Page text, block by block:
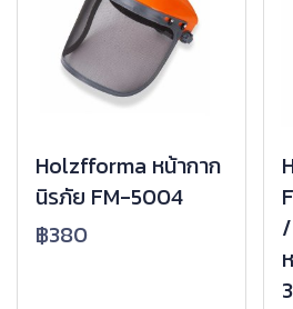
Holzfforma หน้ากาก
นิรภัย FM-5004
฿380